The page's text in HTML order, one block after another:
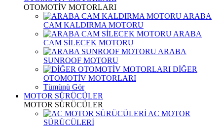
OTOMOTİV MOTORLARI
ARABA
CAM KALDIRMA MOTORU
ARABA
CAM SİLECEK MOTORU
ARABA
SUNROOF MOTORU
DİĞER
OTOMOTİV MOTORLARI
Tümünü Gör
MOTOR SÜRÜCÜLER
MOTOR SÜRÜCÜLER
AC MOTOR
SÜRÜCÜLERİ